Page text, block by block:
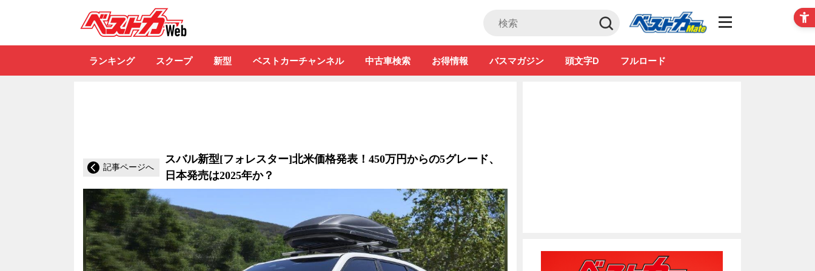
Club
ランキング スクープ 新型 ベストカーチャンネル 中古車検索 お得情報 バスマガジン 頭文字D フルロード
記事ページへ
スバル新型[フォレスター]北米価格発表！450万円からの5グレード、
日本発売は2025年か？